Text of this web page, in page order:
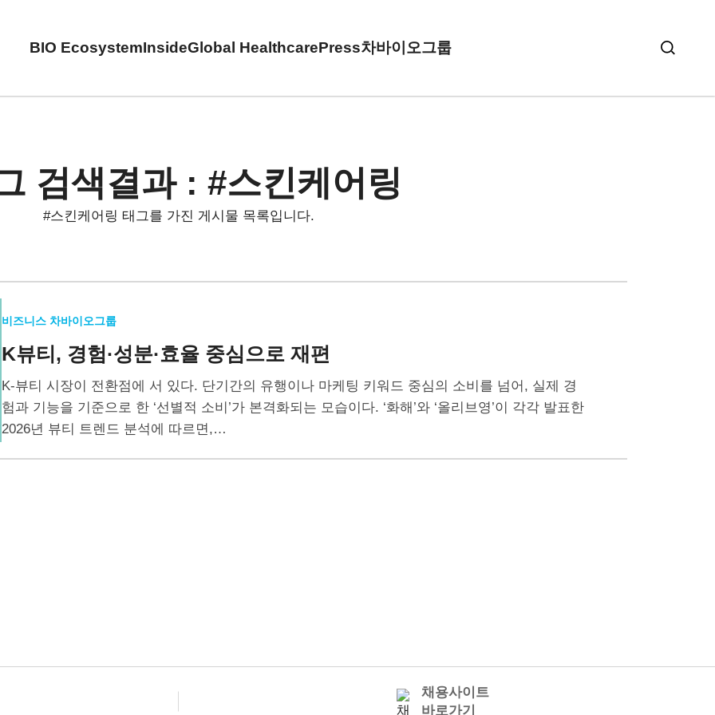
BIO EcosystemInsideGlobal HealthcarePress차바이오그룹
검색결과 : #스킨케어링
#스킨케어링 태그를 가진 게시물 목록입니다.
비즈니스 차바이오그룹
K뷰티, 경험·성분·효율 중심으로 재편
K-뷰티 시장이 전환점에 서 있다. 단기간의 유행이나 마케팅 키워드 중심의 소비를 넘어, 실제 경
험과 기능을 기준으로 한 ‘선별적 소비’가 본격화되는 모습이다. ‘화해’와 ‘올리브영’이 각각 발표한
2026년 뷰티 트렌드 분석에 따르면,…
채용사이트
바로가기